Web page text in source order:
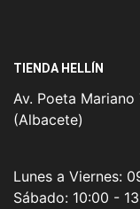
TIENDA HELLÍN
Av. Poeta
(Albacete)
Lunes a Viernes:
Sábado: 10:00 -